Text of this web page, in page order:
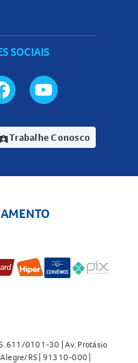
SOCIAIS
assignment_indTrabalhe Conosco
0101-30 | Av. Protásio
RS | 91310-000 |